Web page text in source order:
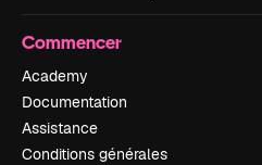
Commencer
Academy
Documentation
Assistance
Conditions générales